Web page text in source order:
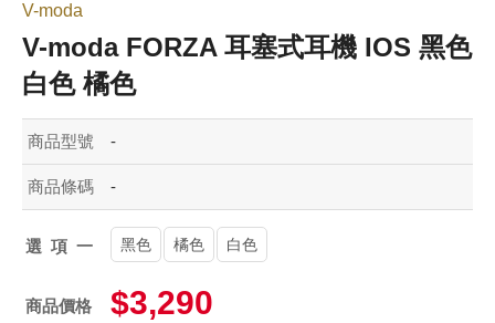
V-moda
V-moda FORZA 耳塞式耳機 IOS 黑色
白色 橘色
商品型號 -
商品條碼 -
選項一 黑色 橘色 白色
商品價格 $3,290